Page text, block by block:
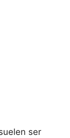
ser